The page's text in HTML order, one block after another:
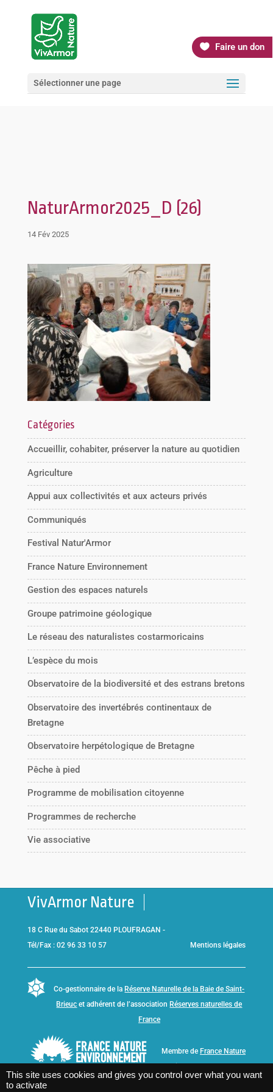
Faire un don
Sélectionner une page
NaturArmor2025_D (26)
14 Fév 2025
Catégories
Accueillir, cohabiter, préserver la nature au quotidien
Agriculture
Appui aux collectivités et aux acteurs privés
Communiqués
Festival Natur'Armor
France Nature Environnement
Gestion des espaces naturels
Groupe patrimoine géologique
Le réseau des naturalistes costarmoricains
L’espèce du mois
Observatoire de la biodiversité et des estrans bretons
Observatoire des invertébrés continentaux de
Bretagne
Observatoire herpétologique de Bretagne
Pêche à pied
Programme de mobilisation citoyenne
Programmes de recherche
Vie associative
VivArmor Nature
18 C Rue du Sabot 22440 PLOUFRAGAN -
Tél/Fax : 02 96 33 10 57
Mentions légales
Co-gestionnaire de la Réserve Naturelle de la Baie de Saint-
Brieuc et adhérent de l’association Réserves naturelles de
France
Membre de France Nature
This site uses cookies and gives you control over what you want
to activate